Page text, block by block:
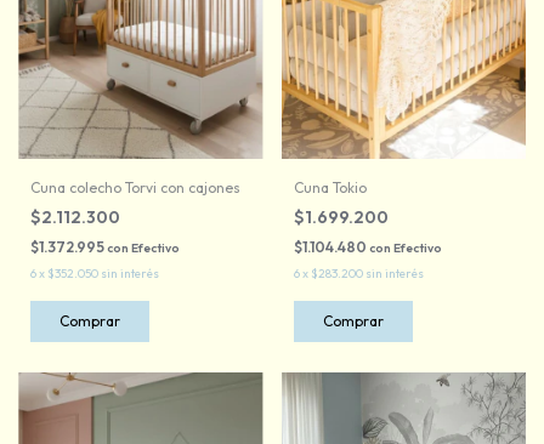
Cuna colecho Torvi con cajones
$2.112.300
$1.372.995con Efectivo
6x $352.050 sin interés
Comprar
Cuna Tokio
$1.699.200
$1.104.480 con Efectivo
6x $283.200 sin interés
Comprar